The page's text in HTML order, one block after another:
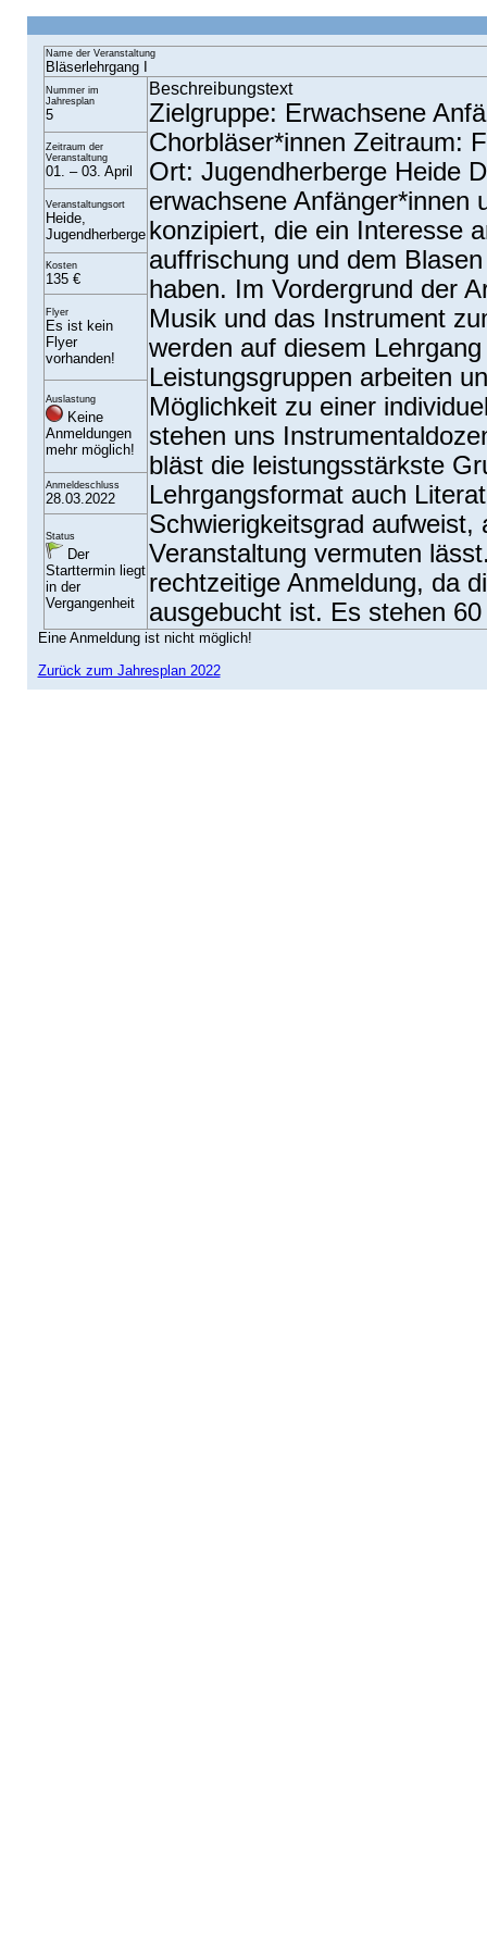
Name der Veranstaltung
Bläserlehrgang I
Nummer im
Jahresplan
5
Beschreibungstext
Zielgruppe: Erwachsene
Chorbläser*innen Zeitraum:
Ort: Jugendherberge Heide
erwachsene Anfänger*innen
konzipiert, die ein Interesse
auffrischung und dem
haben. Im Vordergrund der
Musik und das Instrument
werden auf diesem
Leistungsgruppen arbeiten
Möglichkeit zu einer
stehen uns
bläst die leistungsstärkste
Lehrgangsformat auch
Schwierigkeitsgrad aufweist,
Veranstaltung vermuten
rechtzeitige Anmeldung, da
ausgebucht ist. Es stehen
Zeitraum der
Veranstaltung
01. – 03. April
Veranstaltungsort
Heide,
Jugendherberge
Kosten
135 €
Flyer
Es ist kein
Flyer
vorhanden!
Auslastung
Keine
Anmeldungen
mehr möglich!
Anmeldeschluss
28.03.2022
Status
Der
Starttermin liegt
in der
Vergangenheit
Eine Anmeldung ist nicht möglich!
Zurück zum Jahresplan 2022